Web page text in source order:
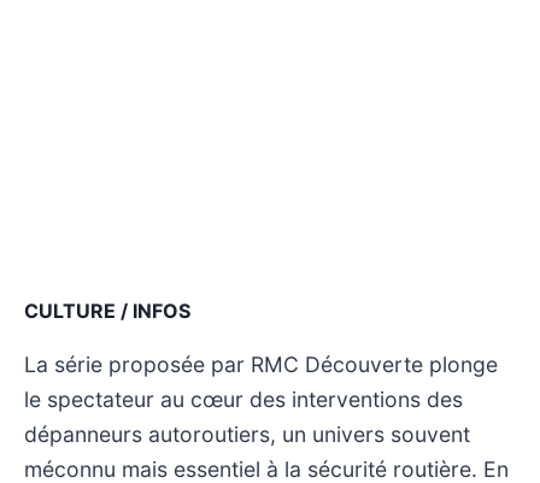
CULTURE / INFOS
La série proposée par RMC Découverte plonge
le spectateur au cœur des interventions des
dépanneurs autoroutiers, un univers souvent
méconnu mais essentiel à la sécurité routière. En